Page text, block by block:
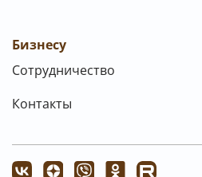
Бизнесу
Сотрудничество
Контакты